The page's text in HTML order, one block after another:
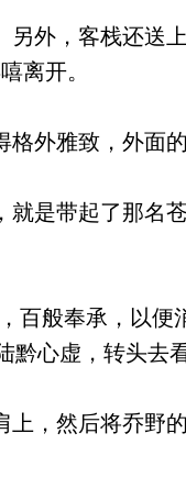
外，客栈还送
离开。
外雅致，外面的
是带起了那名
百般奉承，以便
心虚，转头去看
，然后将乔野